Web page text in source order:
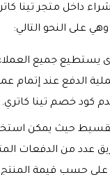
داخل متجر تينا
على النحو التالي:
يستطيع جميع
الدفع عند إتمام
كود خصم تينا كاتري.
حيث يمكن
عدد من الدفعات
على حسب قيمة